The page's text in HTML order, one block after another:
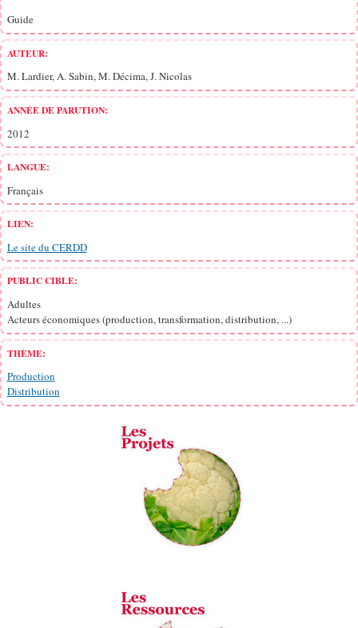
Guide
AUTEUR:
M. Lardier, A. Sabin, M. Décima, J. Nicolas
ANNÉE DE PARUTION:
2012
LANGUE:
Français
LIEN:
Le site du CERDD
PUBLIC CIBLE:
Adultes
Acteurs économiques (production, transformation, distribution, ...)
THÈME:
Production
Distribution